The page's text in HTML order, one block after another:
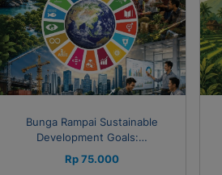
Bunga Rampai Sustainable
Development Goals:…
Rp 75.000